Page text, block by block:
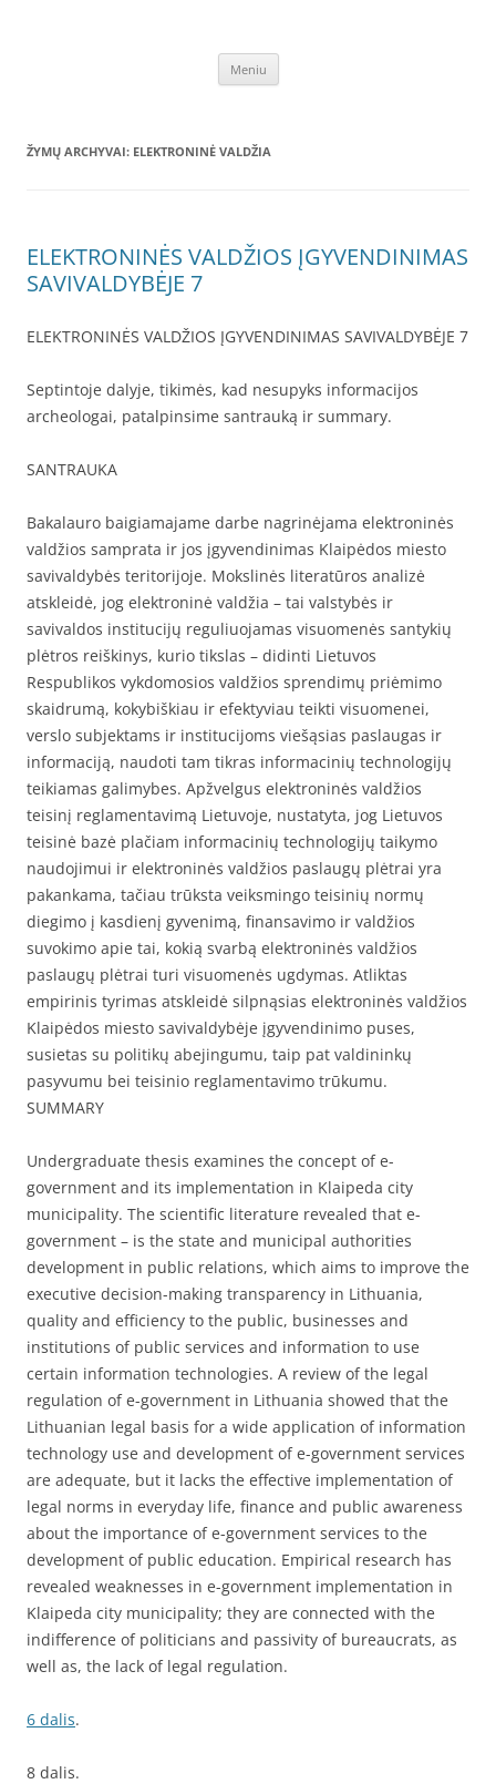
sukūrimui – verslo internete stiprinimui, paslaugų ar prekių
Meniu
ŽYMŲ ARCHYVAI: ELEKTRONINĖ VALDŽIA
ELEKTRONINĖS VALDŽIOS ĮGYVENDINIMAS
SAVIVALDYBĖJE 7
ELEKTRONINĖS VALDŽIOS ĮGYVENDINIMAS SAVIVALDYBĖJE 7
Septintoje dalyje, tikimės, kad nesupyks informacijos
archeologai, patalpinsime santrauką ir summary.
SANTRAUKA
Bakalauro baigiamajame darbe nagrinėjama elektroninės
valdžios samprata ir jos įgyvendinimas Klaipėdos miesto
savivaldybės teritorijoje. Mokslinės literatūros analizė
atskleidė, jog elektroninė valdžia – tai valstybės ir
savivaldos institucijų reguliuojamas visuomenės santykių
plėtros reiškinys, kurio tikslas – didinti Lietuvos
Respublikos vykdomosios valdžios sprendimų priėmimo
skaidrumą, kokybiškiau ir efektyviau teikti visuomenei,
verslo subjektams ir institucijoms viešąsias paslaugas ir
informaciją, naudoti tam tikras informacinių technologijų
teikiamas galimybes. Apžvelgus elektroninės valdžios
teisinį reglamentavimą Lietuvoje, nustatyta, jog Lietuvos
teisinė bazė plačiam informacinių technologijų taikymo
naudojimui ir elektroninės valdžios paslaugų plėtrai yra
pakankama, tačiau trūksta veiksmingo teisinių normų
diegimo į kasdienį gyvenimą, finansavimo ir valdžios
suvokimo apie tai, kokią svarbą elektroninės valdžios
paslaugų plėtrai turi visuomenės ugdymas. Atliktas
empirinis tyrimas atskleidė silpnąsias elektroninės valdžios
Klaipėdos miesto savivaldybėje įgyvendinimo puses,
susietas su politikų abejingumu, taip pat valdininkų
pasyvumu bei teisinio reglamentavimo trūkumu.
SUMMARY
Undergraduate thesis examines the concept of e-
government and its implementation in Klaipeda city
municipality. The scientific literature revealed that e-
government – is the state and municipal authorities
development in public relations, which aims to improve the
executive decision-making transparency in Lithuania,
quality and efficiency to the public, businesses and
institutions of public services and information to use
certain information technologies. A review of the legal
regulation of e-government in Lithuania showed that the
Lithuanian legal basis for a wide application of information
technology use and development of e-government services
are adequate, but it lacks the effective implementation of
legal norms in everyday life, finance and public awareness
about the importance of e-government services to the
development of public education. Empirical research has
revealed weaknesses in e-government implementation in
Klaipeda city municipality; they are connected with the
indifference of politicians and passivity of bureaucrats, as
well as, the lack of legal regulation.
6 dalis.
8 dalis.